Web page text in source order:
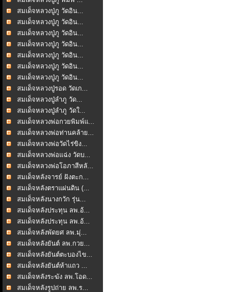
สมเด็จหลวงปู่ภู วัดอิน...
สมเด็จหลวงปู่ภู วัดอิน...
สมเด็จหลวงปู่ภู วัดอิน...
สมเด็จหลวงปู่ภู วัดอิน...
สมเด็จหลวงปู่ภู วัดอิน...
สมเด็จหลวงปู่ภู วัดอิน...
สมเด็จหลวงปู่ภู วัดอิน...
สมเด็จหลวงปู่รอด วัดเก...
สมเด็จหลวงปู่ลำภู วัด...
สมเด็จหลวงปู่ลำภู วัดใ...
สมเด็จหลวงพ่อกวยพิมพ์แ...
สมเด็จหลวงพ่อท่านคล้าย...
สมเด็จหลวงพ่อวัดไร่ขิง...
สมเด็จหลวงพ่อแฉ่ง วัดบ...
สมเด็จหลวงพ่อโอภาสีหลั...
สมเด็จหลังจารย์ ฝังตะก...
สมเด็จหลังตราแผ่นดิน (...
สมเด็จหลังนางกวัก รุ่น...
สมเด็จหลังประทุน ลพ.อ้...
สมเด็จหลังประทุน ลพ.อ้...
สมเด็จหลังพัดยศ ลพ.มุ่...
สมเด็จหลังยันต์ ลพ.กวย...
สมเด็จหลังยันต์ตะบองไข...
สมเด็จหลังยันต์ห้าแถว ...
สมเด็จหลังระฆัง ลพ.โอด...
สมเด็จหลังรูปถ่าย ลพ.ร...